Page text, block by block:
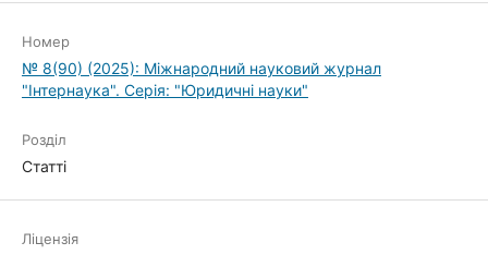
Номер
№ 8(90) (2025): Міжнародний науковий журнал
"Інтернаука". Серія: "Юридичні науки"
Розділ
Статті
Ліцензія